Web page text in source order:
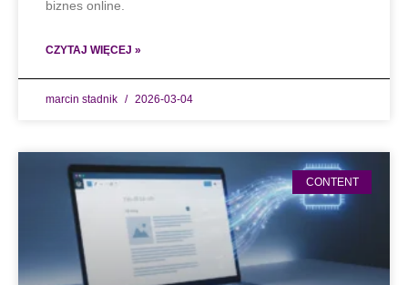
biznes online.
CZYTAJ WIĘCEJ »
marcin stadnik 2026-03-04
CONTENT